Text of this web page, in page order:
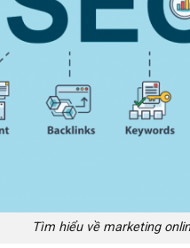
Tìm hiểu về marketing